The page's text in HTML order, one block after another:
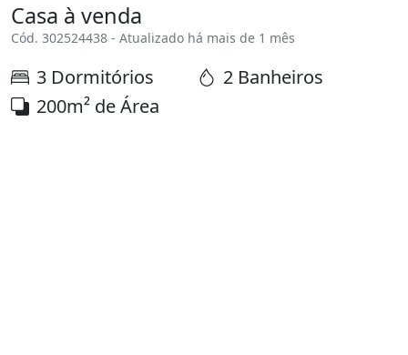
Casa à venda
Cód. 302524438 - Atualizado há mais de 1 mês
3 Dormitórios
2 Banheiros
200m² de Área